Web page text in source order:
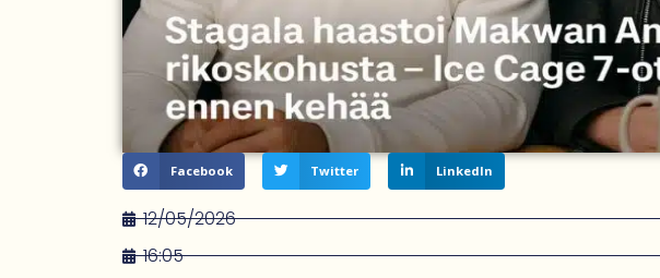
Facebook Twitter LinkedIn
12/05/2026
16:05